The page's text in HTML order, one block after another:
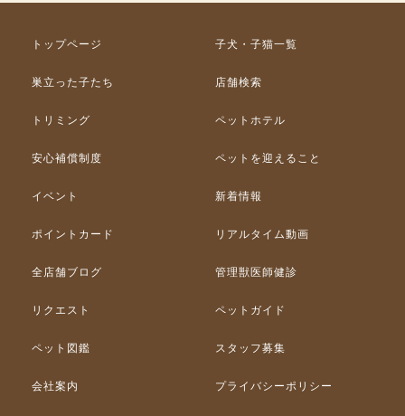
トップページ 子犬・子猫一覧
巣立った子たち 店舗検索
トリミング ペットホテル
安心補償制度 ペットを迎えること
イベント 新着情報
ポイントカード リアルタイム動画
全店舗ブログ 管理獣医師健診
リクエスト ペットガイド
ペット図鑑 スタッフ募集
会社案内 プライバシーポリシー